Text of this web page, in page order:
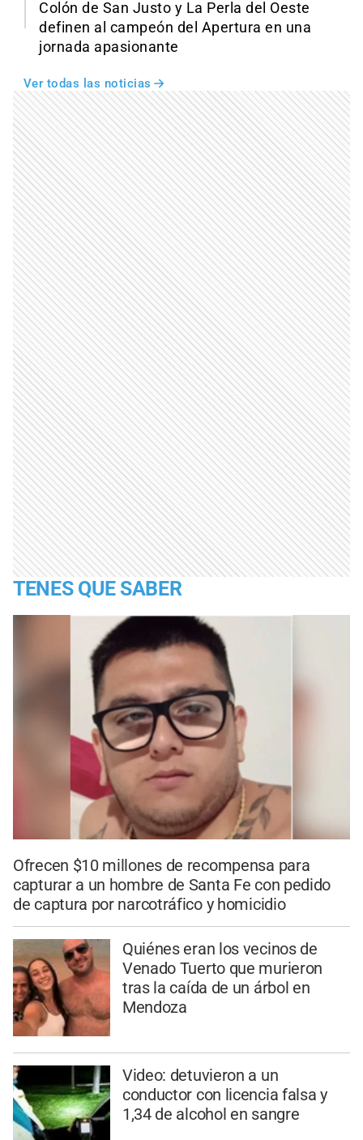
Colón de San Justo y La Perla del Oeste
definen al campeón del Apertura en una
jornada apasionante
Ver todas las noticias
TENES QUE SABER
Ofrecen $10 millones de recompensa para
capturar a un hombre de Santa Fe con pedido
de captura por narcotráfico y homicidio
Quiénes eran los vecinos de
Venado Tuerto que murieron
tras la caída de un árbol en
Mendoza
Video: detuvieron a un
conductor con licencia falsa y
1,34 de alcohol en sangre